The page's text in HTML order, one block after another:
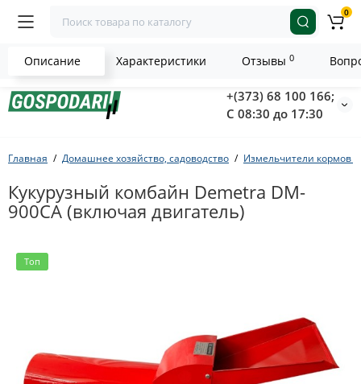
+(373) 68 100 166;
С 08:30 до 17:30
0
Главная Домашнее хозяйство, садоводство Измельчители кормов
Кукурузный комбайн Demetra DM-
900CA (включая двигатель)
Топ
Описание Характеристики Отзывы 0